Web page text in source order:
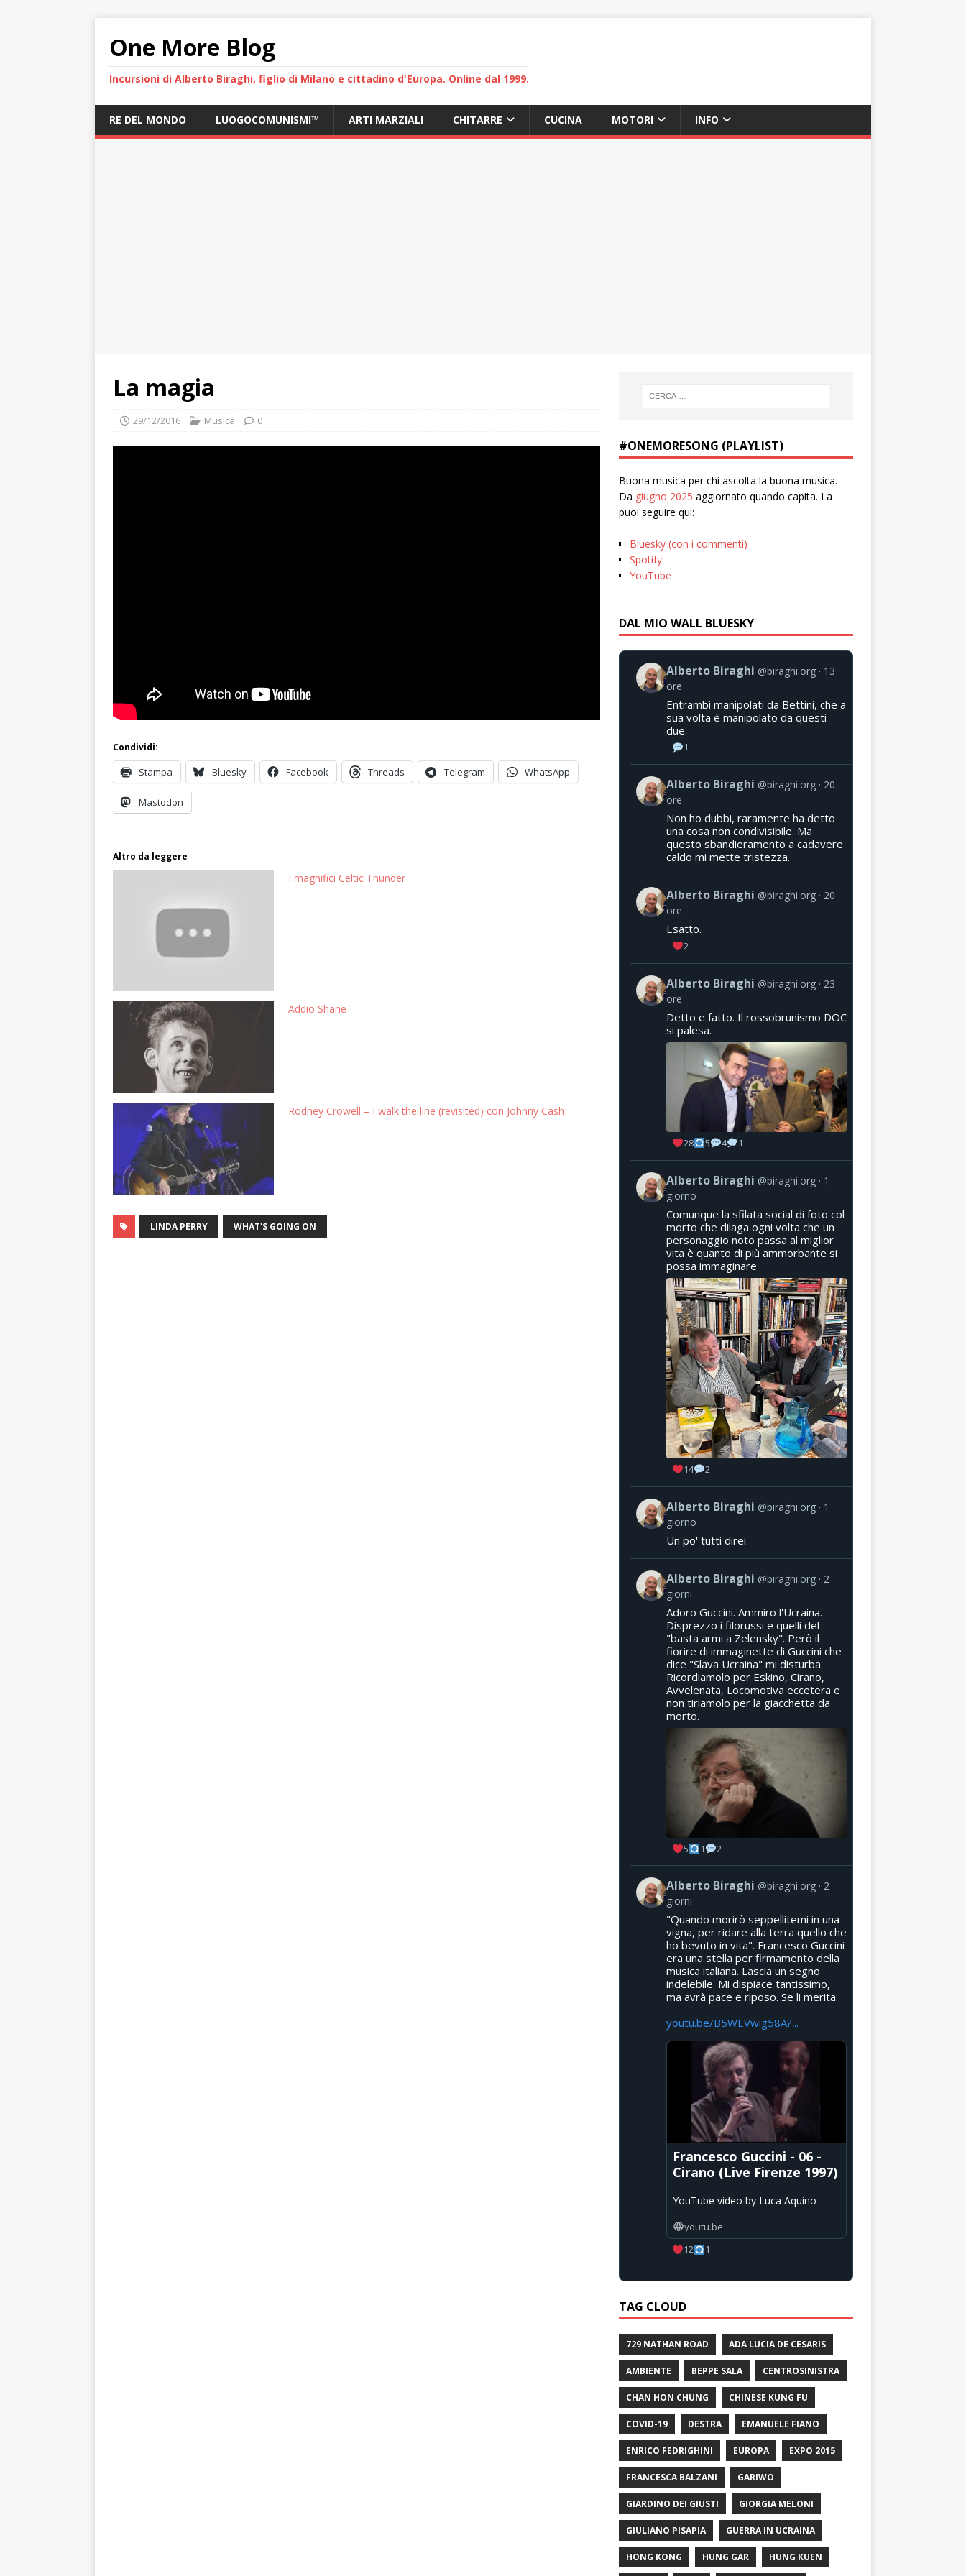
One More Blog
Incursioni di Alberto Biraghi, figlio di Milano e cittadino d'Europa. Online dal 1999.
RE DEL MONDO LUOGOCOMUNISMI™ ARTI MARZIALI CHITARRE CUCINA MOTORI INFO
La magia
29/12/2016 Musica 0
Condividi:
Stampa Bluesky Facebook Threads Telegram WhatsApp
Mastodon
Altro da leggere
I magnifici Celtic Thunder
Addio Shane
Rodney Crowell – I walk the line (revisited) con Johnny Cash
LINDA PERRY WHAT'S GOING ON
#ONEMORESONG (PLAYLIST)
Buona musica per chi ascolta la buona musica.
Da giugno 2025 aggiornato quando capita. La
puoi seguire qui:
Bluesky (con i commenti)
Spotify
YouTube
DAL MIO WALL BLUESKY
Alberto Biraghi @biraghi.org
13
ore
Entrambi manipolati da Bettini, che a
sua volta è manipolato da questi
due.
1
Alberto Biraghi @biraghi.org
20
ore
Non ho dubbi, raramente ha detto
una cosa non condivisibile. Ma
questo sbandieramento a cadavere
caldo mi mette tristezza.
Alberto Biraghi @biraghi.org
20
ore
Esatto.
2
Alberto Biraghi @biraghi.org
23
ore
Detto e fatto. Il rossobrunismo DOC
si palesa.
28 5 4 1
Alberto Biraghi @biraghi.org
1
giorno
Comunque la sfilata social di foto col
morto che dilaga ogni volta che un
personaggio noto passa al miglior
vita è quanto di più ammorbante si
possa immaginare
14 2
Alberto Biraghi @biraghi.org
1
giorno
Un po' tutti direi.
Alberto Biraghi @biraghi.org
2
giorni
Adoro Guccini. Ammiro l'Ucraina.
Disprezzo i filorussi e quelli del
"basta armi a Zelensky". Però il
fiorire di immaginette di Guccini che
dice "Slava Ucraina" mi disturba.
Ricordiamolo per Eskino, Cirano,
Avvelenata, Locomotiva eccetera e
non tiriamolo per la giacchetta da
morto.
5 1 2
Alberto Biraghi @biraghi.org
2
giorni
"Quando morirò seppellitemi in una
vigna, per ridare alla terra quello che
ho bevuto in vita". Francesco Guccini
era una stella per firmamento della
musica italiana. Lascia un segno
indelebile. Mi dispiace tantissimo,
ma avrà pace e riposo. Se li merita.
youtu.be/B5WEVwig58A?...
Francesco Guccini - 06 -
Cirano (Live Firenze 1997)
YouTube video by Luca Aquino
youtu.be
12
1
TAG CLOUD
729 NATHAN ROAD ADA LUCIA DE CESARIS
AMBIENTE BEPPE SALA CENTROSINISTRA
CHAN HON CHUNG CHINESE KUNG FU
COVID-19 DESTRA EMANUELE FIANO
ENRICO FEDRIGHINI EUROPA EXPO 2015
FRANCESCA BALZANI GARIWO
GIARDINO DEI GIUSTI GIORGIA MELONI
GIULIANO PISAPIA GUERRA IN UCRAINA
HONG KONG HUNG GAR HUNG KUEN